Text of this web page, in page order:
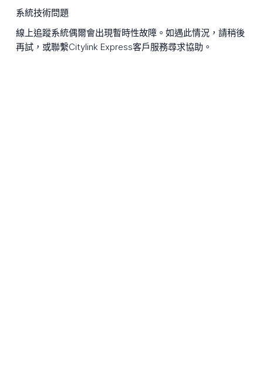
系統技術問題
線上追蹤系統偶爾會出現暫時性故障。如遇此情況，請稍後
再試，或聯繫Citylink Express客戶服務尋求協助。